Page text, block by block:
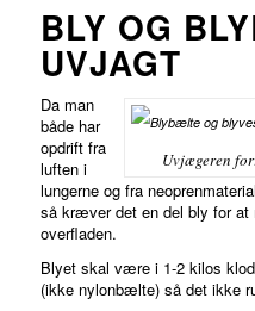
BLY OG
UVJAGT
Uvjægeren
Da man
både har
opdrift fra
luften i
lungerne og fra
så kræver det en del bly for at
overfladen.
Blyet skal være i 1-2 kilos
(ikke nylonbælte) så det ikke